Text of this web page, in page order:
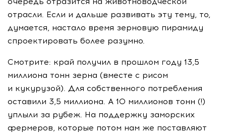
отрасли. Если и дальше развивать эту тему, то,
думается, настало время зерновую пирамиду
спроектировать более разумно.
Смотрите: край получил в прошлом году 13,5
миллиона тонн зерна (вместе с рисом
и кукурузой). Для собственного потребления
оставили 3,5 миллиона. А 10 миллионов тонн (!)
уплыли за рубеж. На поддержку заморских
фермеров, которые потом нам же поставляют